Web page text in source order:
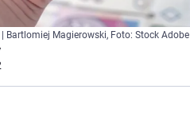
Bartlomiej Magierowski, Foto: Stock Adobe